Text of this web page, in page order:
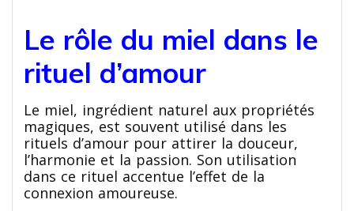
Le rôle du miel dans le
rituel d’amour
Le miel, ingrédient naturel aux propriétés
magiques, est souvent utilisé dans les
rituels d’amour pour attirer la douceur,
l’harmonie et la passion. Son utilisation
dans ce rituel accentue l’effet de la
connexion amoureuse.